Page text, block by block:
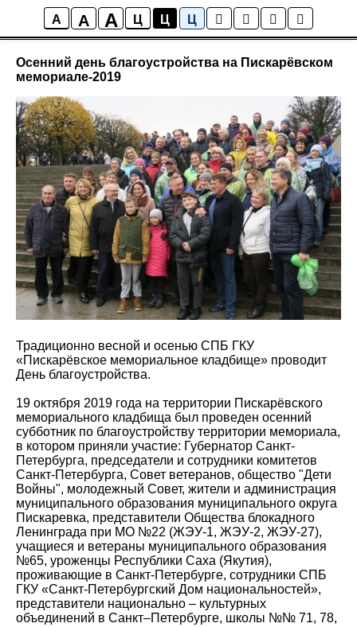
A A A Ц Ц Ц
Новости
Осенний день благоустройства на Пискарёвском
мемориале-2019
Традиционно весной и осенью СПБ ГКУ
«Пискарёвское мемориальное кладбище» проводит
День благоустройства.
19 октября 2019 года на территории Пискарёвского
мемориального кладбища был проведен осенний
субботник по благоустройству территории мемориала,
в котором приняли участие: Губернатор Санкт-
Петербурга, председатели и сотрудники комитетов
Санкт-Петербурга, Совет ветеранов, общество "Дети
Войны", молодежный Совет, жители и администрация
муниципального образования муниципального округа
Пискаревка, представители Общества блокадного
Ленинграда при МО №22 (ЖЭУ-1, ЖЭУ-2, ЖЭУ-27),
учащиеся и ветераны муниципального образования
№65, уроженцы Республики Саха (Якутия),
проживающие в Санкт-Петербурге, сотрудники СПБ
ГКУ «Санкт-Петербургский Дом национальностей»,
представители национально – культурных
объединений в Санкт–Петербурге, школы №№ 71, 78,